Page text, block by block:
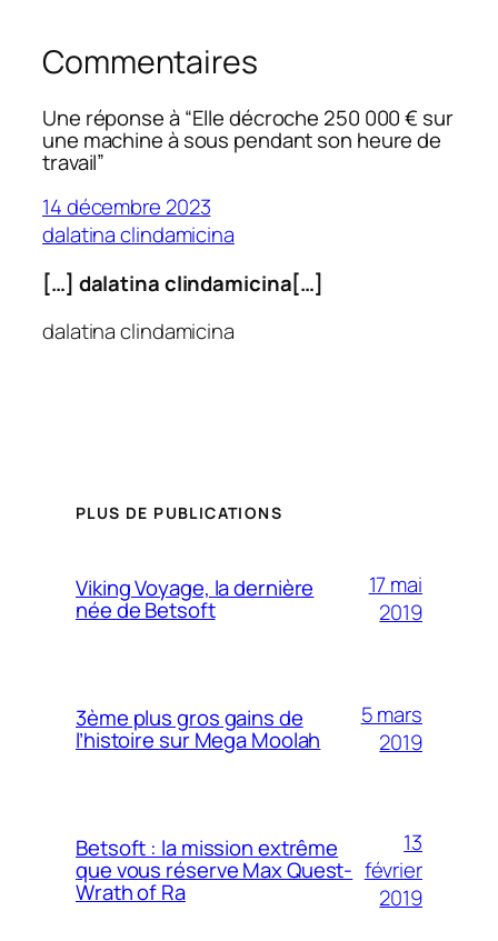
Commentaires
Une réponse à “Elle décroche 250 000 € sur
une machine à sous pendant son heure de
travail”
14 décembre 2023
dalatina clindamicina
[…] dalatina clindamicina[…]
dalatina clindamicina
PLUS DE PUBLICATIONS
Viking Voyage, la dernière
née de Betsoft
17 mai
2019
3ème plus gros gains de
l’histoire sur Mega Moolah
5 mars
2019
Betsoft : la mission extrême
que vous réserve Max Quest-
Wrath of Ra
13
février
2019